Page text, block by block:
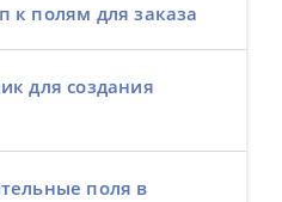
к полям для заказа
для создания
поля в